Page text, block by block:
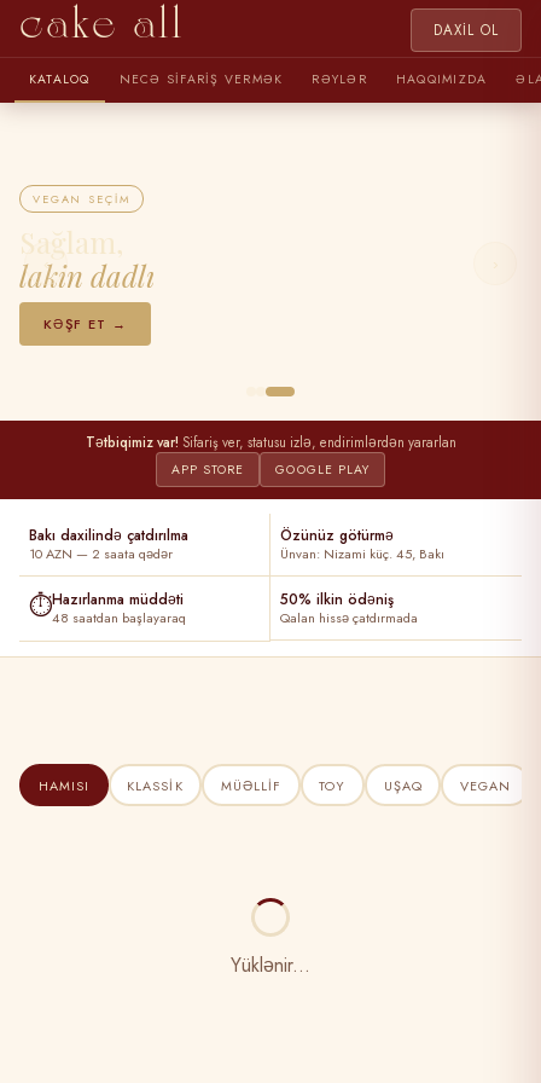
cake all DAXIL OL
KATALOQ NECƏ SIFARIŞ VERMƏK RƏYLƏR HAQQIMIZDA
VEGAN SEÇIM
Sağlam,
lakin dadlı
KƏŞF ET →
‹ ›
Tətbiqimiz var! Sifariş ver, statusu izlə, endirimlərdən yararlan
APP STORE GOOGLE PLAY
Bakı daxilində çatdırılma
10 AZN — 2 saata qədər
Özünüz götürmə
Ünvan: Nizami küç. 45, Bakı
⏱Hazırlanma müddəti
48 saatdan başlayaraq
50% ilkin ödəniş
Qalan hissə çatdırmada
HAMISI KLASSIK MÜƏLLIF TOY UŞAQ VEGAN
Yüklənir...